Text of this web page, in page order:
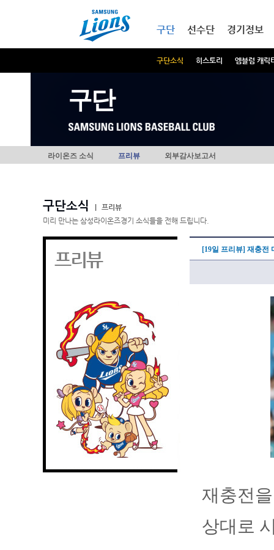
구단
구단소식 히스토리 엠블럼 캐릭
선수단 경기정보
구단
라이온즈 소식 프리뷰 외부감사보고서
구단소식
프리뷰
미리 만나는 삼성라이온즈경기 소식들을 전해 드립니다.
프리뷰 [19일 프리뷰] 재충전
재충전
상대로